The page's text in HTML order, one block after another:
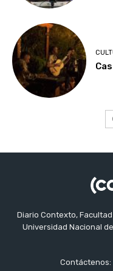
Diario Contexto,
Universidad Nacional
Contáctenos: